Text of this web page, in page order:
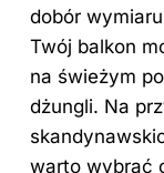
dobór
Twój balkon
na świeżym
dżungli. Na
warto wybrać